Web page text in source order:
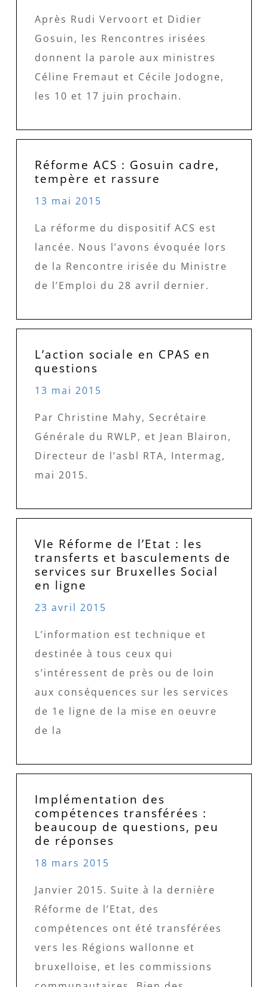
Après Rudi Vervoort et Didier
Gosuin, les Rencontres irisées
donnent la parole aux ministres
Céline Fremaut et Cécile Jodogne,
les 10 et 17 juin prochain.
Réforme ACS : Gosuin cadre,
tempère et rassure
13 mai 2015
La réforme du dispositif ACS est
lancée. Nous l’avons évoquée lors
de la Rencontre irisée du Ministre
de l’Emploi du 28 avril dernier.
L’action sociale en CPAS en
questions
13 mai 2015
Par Christine Mahy, Secrétaire
Générale du RWLP, et Jean Blairon,
Directeur de l’asbl RTA, Intermag,
mai 2015.
VIe Réforme de l’Etat : les
transferts et basculements de
services sur Bruxelles Social
en ligne
23 avril 2015
L’information est technique et
destinée à tous ceux qui
s’intéressent de près ou de loin
aux conséquences sur les services
de 1e ligne de la mise en oeuvre
de la
Implémentation des
compétences transférées :
beaucoup de questions, peu
de réponses
18 mars 2015
Janvier 2015. Suite à la dernière
Réforme de l’Etat, des
compétences ont été transférées
vers les Régions wallonne et
bruxelloise, et les commissions